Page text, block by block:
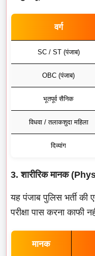
वर्ग
SC / ST (पंजाब)
OBC (पंजाब)
भूतपूर्व सैनिक
विधवा / तलाकशुदा महिला
दिव्यांग
3. शारीरिक मानक
यह पंजाब पुलिस भर्ती की
परीक्षा पास करना काफी
मानक